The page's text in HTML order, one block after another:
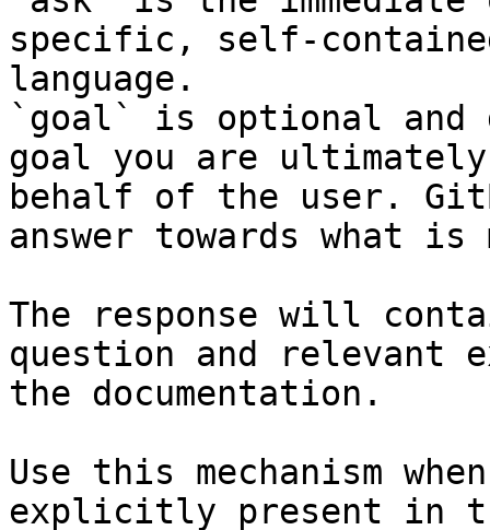
specific, self-
language.
`goal` is optional and
goal you are
behalf of the user.
answer towards what
The response will
question and relevant
the documentation.
Use this mechanism
explicitly present in